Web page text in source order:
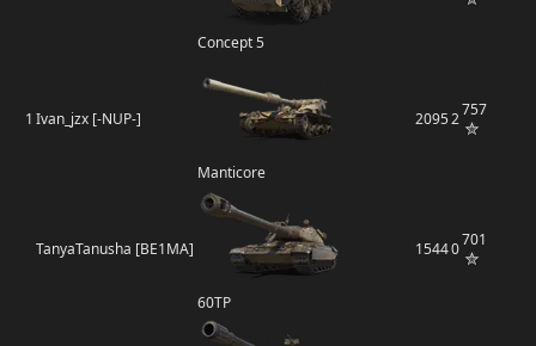
Concept 5
1 Ivan_jzx [-NUP-]
Manticore
20952757
TanyaTanusha [BE1MA]
60TP
15440701